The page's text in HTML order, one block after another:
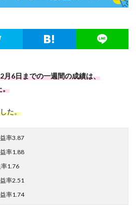
月6日までの一週間の成績は、
。
た。
率3.87
率1.88
1.76
率2.51
率1.74